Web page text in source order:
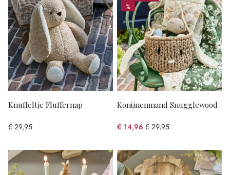
Knuffeltje Fluffernap
€ 29,95
%
%
Konijnenmand Snugglewood
€ 14,96 € 29,95
(50.05% gespart)